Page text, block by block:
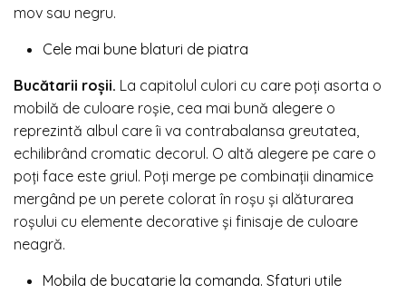
mov sau negru.
Cele mai bune blaturi de piatra
Bucătarii roșii. La capitolul culori cu care poți asorta o
mobilă de culoare roșie, cea mai bună alegere o
reprezintă albul care îi va contrabalansa greutatea,
echilibrând cromatic decorul. O altă alegere pe care o
poți face este griul. Poți merge pe combinații dinamice
mergând pe un perete colorat în roșu și alăturarea
roșului cu elemente decorative și finisaje de culoare
neagră.
Mobila de bucatarie la comanda. Sfaturi utile